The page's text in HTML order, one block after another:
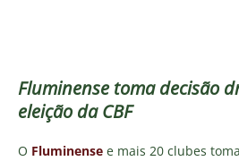
Fluminense toma decisão
eleição da CBF
O Fluminense e mais 20 clubes